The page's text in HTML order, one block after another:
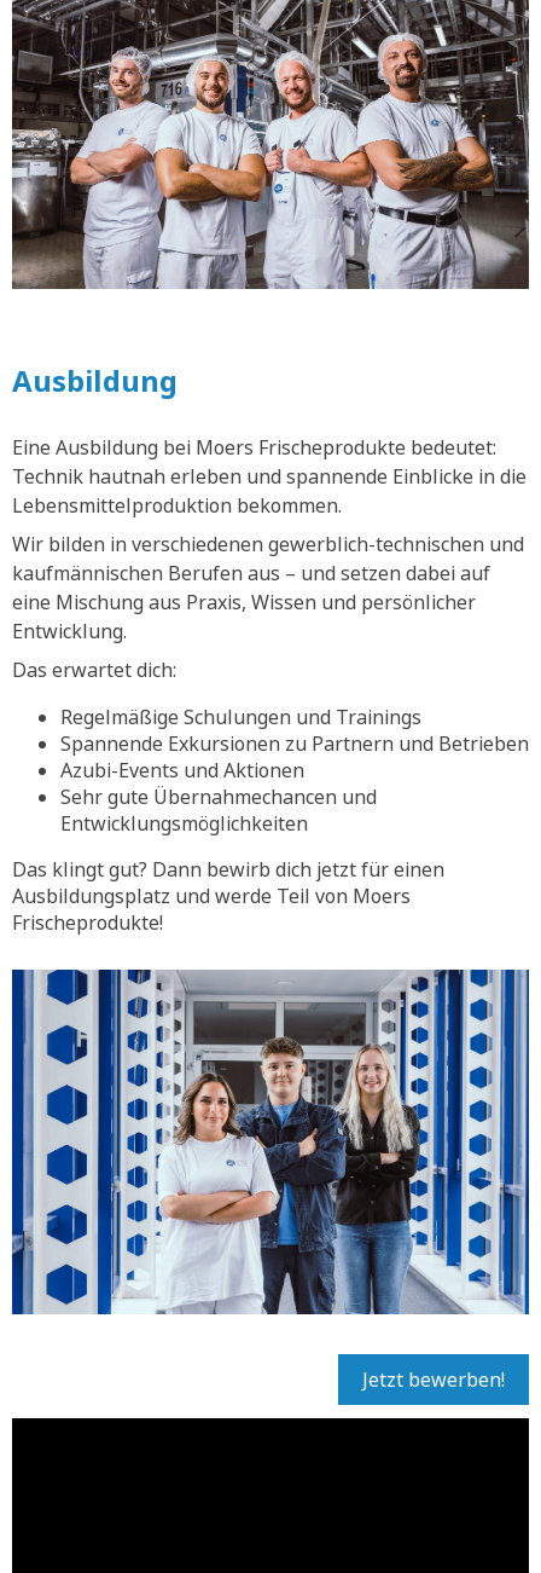
Ausbildung
Eine Ausbildung bei Moers Frischeprodukte bedeutet:
Technik hautnah erleben und spannende Einblicke in die
Lebensmittelproduktion bekommen.
Wir bilden in verschiedenen gewerblich-technischen und
kaufmännischen Berufen aus – und setzen dabei auf
eine Mischung aus Praxis, Wissen und persönlicher
Entwicklung.
Das erwartet dich:
Regelmäßige Schulungen und Trainings
Spannende Exkursionen zu Partnern und Betrieben
Azubi-Events und Aktionen
Sehr gute Übernahmechancen und
Entwicklungsmöglichkeiten
Das klingt gut? Dann bewirb dich jetzt für einen
Ausbildungsplatz und werde Teil von Moers
Frischeprodukte!
Jetzt bewerben!